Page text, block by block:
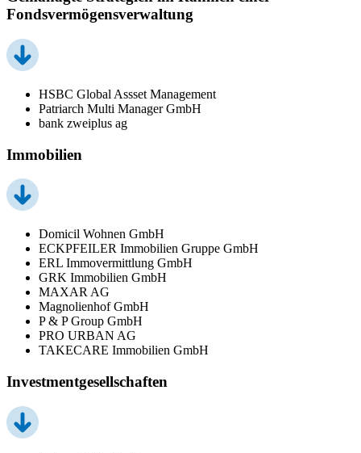
Fondsvermögensverwaltung
HSBC Global Assset Management
Patriarch Multi Manager GmbH
bank zweiplus ag
Immobilien
Domicil Wohnen GmbH
ECKPFEILER Immobilien Gruppe GmbH
ERL Immovermittlung GmbH
GRK Immobilien GmbH
MAXAR AG
Magnolienhof GmbH
P & P Group GmbH
PRO URBAN AG
TAKECARE Immobilien GmbH
Investmentgesellschaften